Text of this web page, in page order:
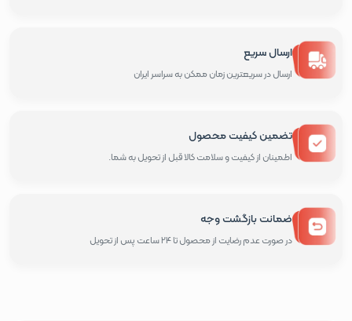
ارسال سریع
ارسال در سریعترین زمان ممکن به سراسر ایران
تضمین کیفیت محصول
اطمینان از کیفیت و سلامت کالا قبل از تحویل به شما.
ضمانت بازگشت وجه
در صورت عدم رضایت از محصول تا 24 ساعت پس از تحویل